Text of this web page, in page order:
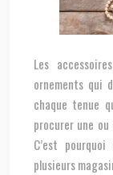
Les accessoires de mode et les bijoux font partie des
ornements qui
chaque tenue
procurer une
C’est
plusieurs